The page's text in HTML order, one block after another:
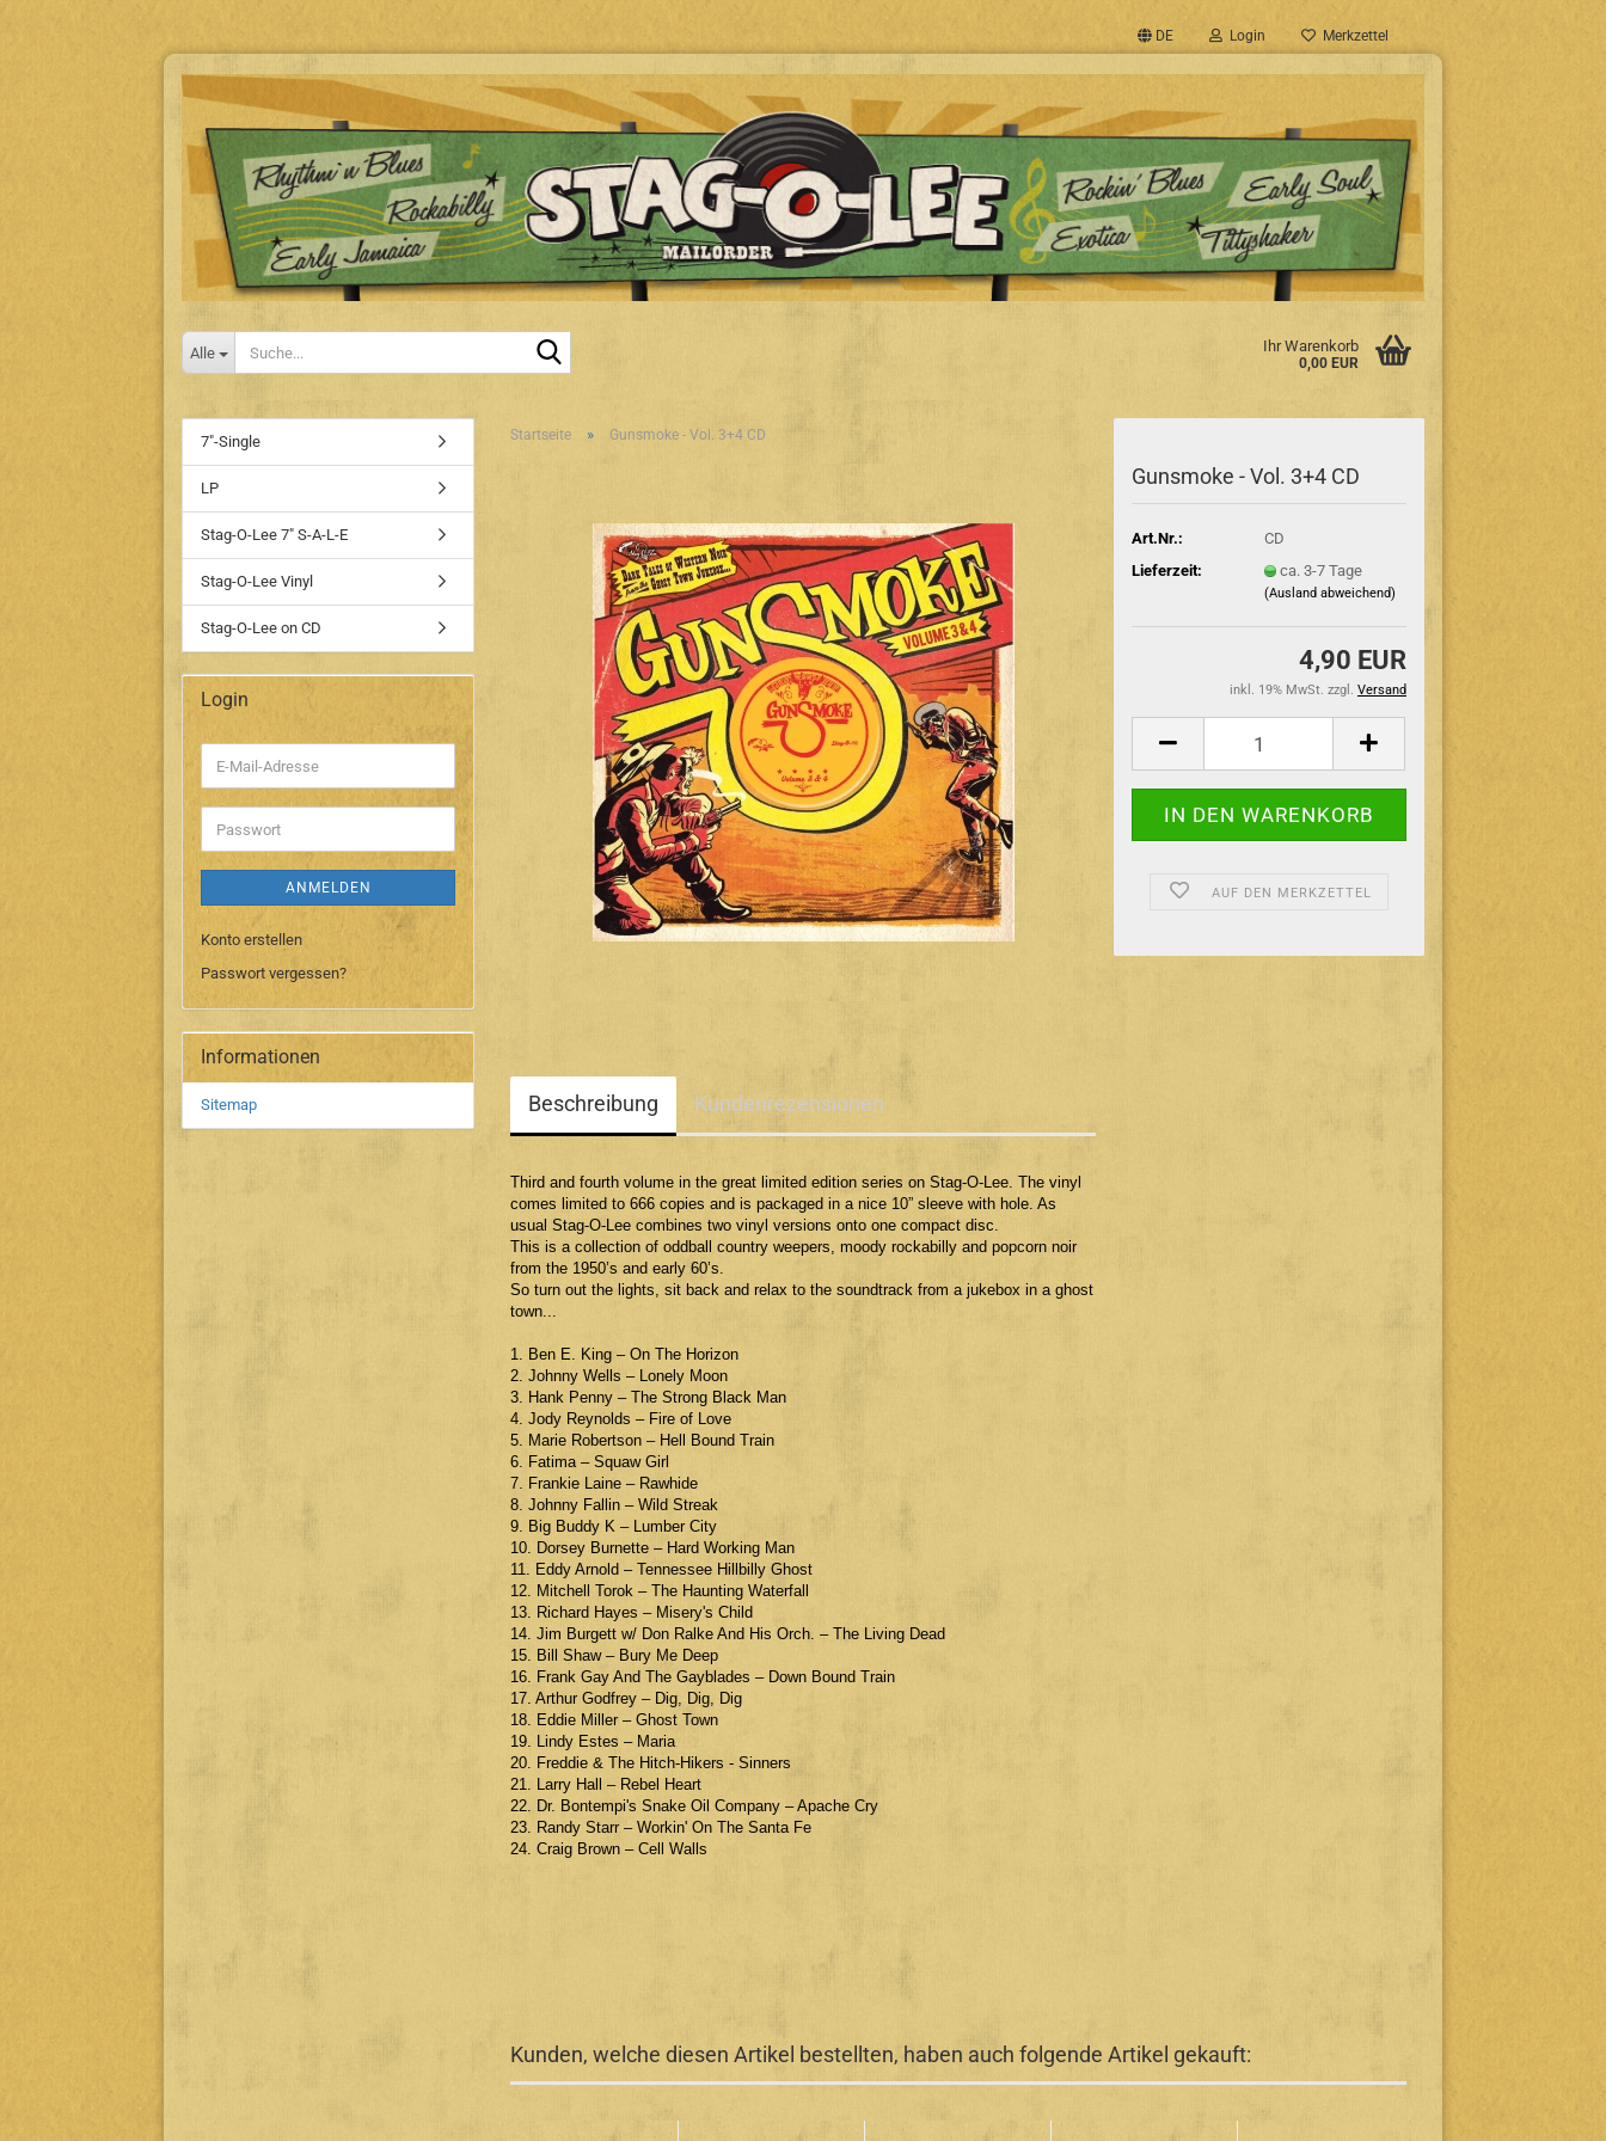
DE Login Merkzettel
Alle Ihr Warenkorb
0,00 EUR
Startseite » Gunsmoke - Vol. 3+4 CD
Gunsmoke - Vol. 3+4 CD
Art.Nr.:
CD
Lieferzeit:
ca. 3-7 Tage
(Ausland abweichend)
4,90 EUR
inkl. 19% MwSt. zzgl. Versand
AUF DEN MERKZETTEL
Beschreibung Kundenrezensionen
Third and fourth volume in the great limited edition series on Stag-O-Lee. The vinyl
comes limited to 666 copies and is packaged in a nice 10” sleeve with hole. As
usual Stag-O-Lee combines two vinyl versions onto one compact disc.
This is a collection of oddball country weepers, moody rockabilly and popcorn noir
from the 1950’s and early 60’s.
So turn out the lights, sit back and relax to the soundtrack from a jukebox in a ghost
town...
1. Ben E. King – On The Horizon
2. Johnny Wells – Lonely Moon
3. Hank Penny – The Strong Black Man
4. Jody Reynolds – Fire of Love
5. Marie Robertson – Hell Bound Train
6. Fatima – Squaw Girl
7. Frankie Laine – Rawhide
8. Johnny Fallin – Wild Streak
9. Big Buddy K – Lumber City
10. Dorsey Burnette – Hard Working Man
11. Eddy Arnold – Tennessee Hillbilly Ghost
12. Mitchell Torok – The Haunting Waterfall
13. Richard Hayes – Misery's Child
14. Jim Burgett w/ Don Ralke And His Orch. – The Living Dead
15. Bill Shaw – Bury Me Deep
16. Frank Gay And The Gayblades – Down Bound Train
17. Arthur Godfrey – Dig, Dig, Dig
18. Eddie Miller – Ghost Town
19. Lindy Estes – Maria
20. Freddie & The Hitch-Hikers - Sinners
21. Larry Hall – Rebel Heart
22. Dr. Bontempi's Snake Oil Company – Apache Cry
23. Randy Starr – Workin' On The Santa Fe
24. Craig Brown – Cell Walls
Kunden, welche diesen Artikel bestellten, haben auch folgende Artikel gekauft:
7"-Single
LP
Stag-O-Lee 7" S-A-L-E
Stag-O-Lee Vinyl
Stag-O-Lee on CD
Login
E-
Mail-
Adresse
Passwort
ANMELDEN
Konto erstellen
Passwort vergessen?
Informationen
Sitemap